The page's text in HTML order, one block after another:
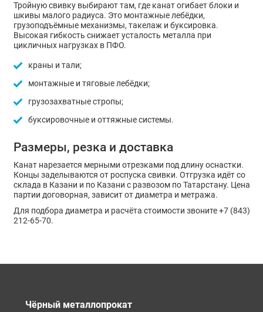
Тройную свивку выбирают там, где канат огибает блоки и
шкивы малого радиуса. Это монтажные лебёдки,
грузоподъёмные механизмы, такелаж и буксировка.
Высокая гибкость снижает усталость металла при
цикличных нагрузках в ПФО.
краны и тали;
монтажные и тяговые лебёдки;
грузозахватные стропы;
буксировочные и оттяжные системы.
Размеры, резка и доставка
Канат нарезается мерными отрезками под длину оснастки.
Концы заделываются от роспуска свивки. Отгрузка идёт со
склада в Казани и по Казани с развозом по Татарстану. Цена
партии договорная, зависит от диаметра и метража.
Для подбора диаметра и расчёта стоимости звоните +7 (843)
212-65-70.
Чёрный металлопрокат